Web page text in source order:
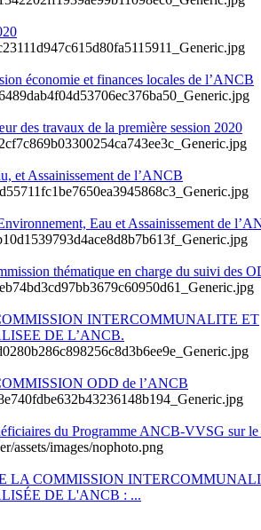
économie et finances locales de l’ANCB
des travaux de la première session 2020
et Assainissement de l’ANCB
Eau et Assainissement de
thématique en charge du suivi des
INTERCOMMUNALITE ET
DE L’ANCB.
ODD de l’ANCB
du Programme ANCB-VVSG sur le
LA COMMISSION
DE L'ANCB : ...